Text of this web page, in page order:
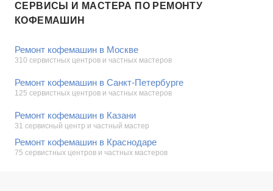
СЕРВИСЫ И МАСТЕРА ПО РЕМОНТУ
КОФЕМАШИН
Ремонт кофемашин в Москве
310 сервистных центров и частных мастеров
Ремонт кофемашин в Санкт-Петербурге
125 сервистных центров и частных мастеров
Ремонт кофемашин в Казани
31 сервисный центр и частный мастер
Ремонт кофемашин в Краснодаре
75 сервистных центров и частных мастеров